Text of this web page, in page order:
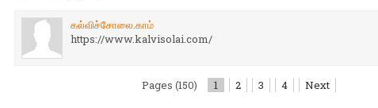
கல்விச்சோலை.காம்
https://www.kalvisolai.com/
Pages (150) 1 2 3 4 Next